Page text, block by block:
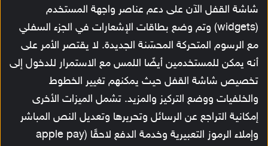
شاشة القفل الآن على دعم عناصر واجهة المستخدم
(widgets) وتم وضع بطاقات الإشعارات في الجزء السفلي
مع الرسوم المتحركة المحسّنة الجديدة. لا يقتصر الأمر على
أنه يمكن للمستخدمين أيضًا اللمس مع الاستمرار للدخول إلى
تخصيص شاشة القفل حيث يمكنهم تغيير الخطوط
والخلفيات ووضع التركيز والمزيد. تشمل الميزات الأخرى
إمكانية التراجع عن الرسائل وتحريرها وتعديل النص المباشر
وإملاء الرموز التعبيرية وخدمة الدفع لاحقًا (apple pay